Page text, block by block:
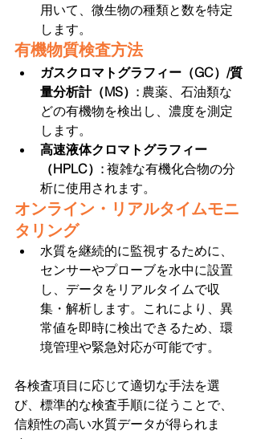
用いて、微生物の種類と数を特定
します。
有機物質検査方法
ガスクロマトグラフィー（GC）/質
量分析計（MS）: 農薬、石油類な
どの有機物を検出し、濃度を測定
します。
高速液体クロマトグラフィー
（HPLC）: 複雑な有機化合物の分
析に使用されます。
オンライン・リアルタイムモニ
タリング
水質を継続的に監視するために、
センサーやプローブを水中に設置
し、データをリアルタイムで収
集・解析します。これにより、異
常値を即時に検出できるため、環
境管理や緊急対応が可能です。
各検査項目に応じて適切な手法を選
び、標準的な検査手順に従うことで、
信頼性の高い水質データが得られま